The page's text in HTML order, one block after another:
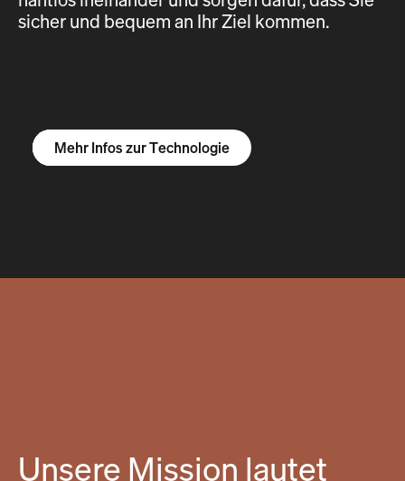
sicher und bequem an Ihr Ziel kommen.
Mehr Infos zum R1S
Mehr Infos zum R1T
Mehr Infos zu Vans
Mehr Infos zur Technologie
Unsere Mission lautet